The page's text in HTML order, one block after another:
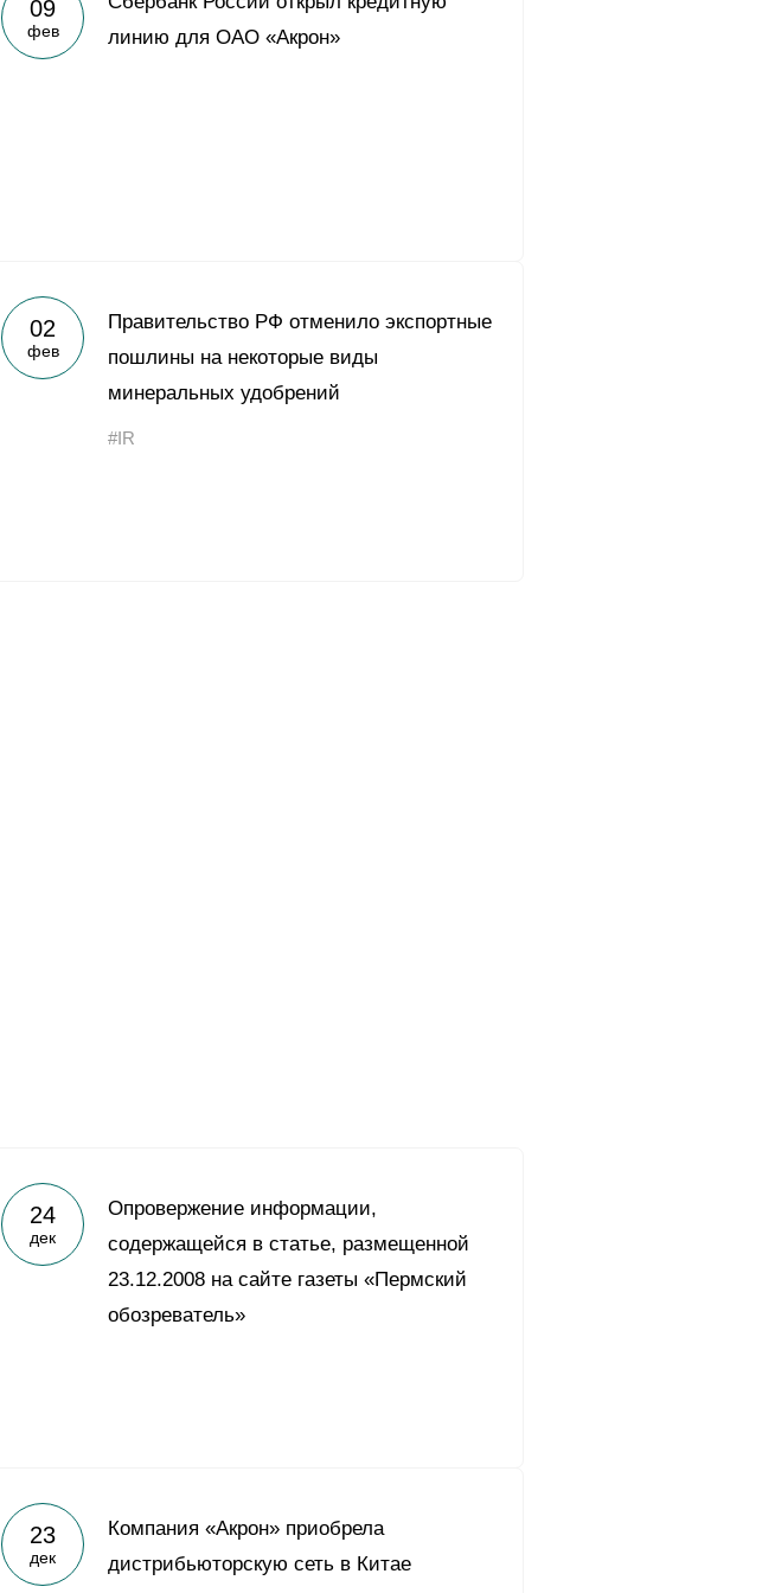
Yong Sheng Feng
Acron Argentina S.R.L
09
фев
линию для ОАО «Акрон»
02
фев
Правительство РФ отменило экспортные
пошлины на некоторые виды
минеральных удобрений
#IR
24
дек
Опровержение информации,
содержащейся в статье, размещенной
23.12.2008 на сайте газеты «Пермский
обозреватель»
23
дек
Компания «Акрон» приобрела
дистрибьюторскую сеть в Китае